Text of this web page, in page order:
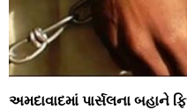
અમદાવાદમાં પાર્સલના બહાને